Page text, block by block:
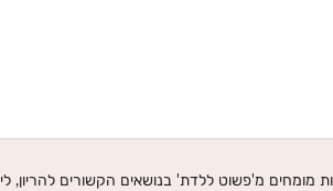
מומחים מ'פשוט ללדת' בנושאים הקשורים להריון,